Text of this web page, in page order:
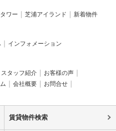
ワー 芝浦アイランド 新着物件
インフォメーション
スタッフ紹介
お客様の声
会社概要
お問合せ
賃貸物件検索